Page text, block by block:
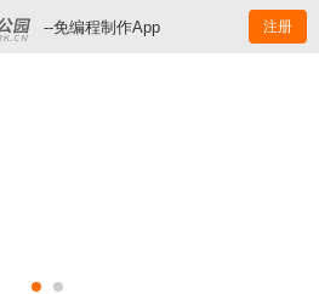
--免编程制作App 注册